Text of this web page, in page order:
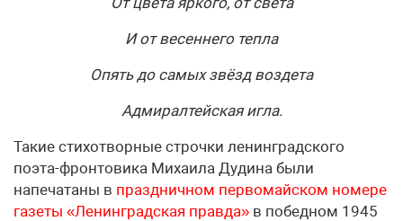
И от весеннего тепла
Опять до самых звёзд воздета
Адмиралтейская игла.
Такие стихотворные строчки ленинградского
поэта-фронтовика Михаила Дудина были
напечатаны в праздничном первомайском номере
газеты «Ленинградская правда» в победном 1945